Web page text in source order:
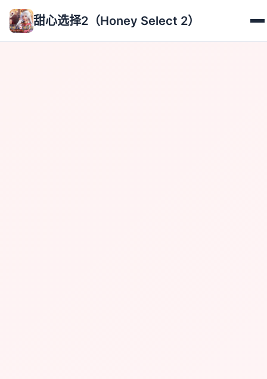
甜心选择2（Honey Select 2）